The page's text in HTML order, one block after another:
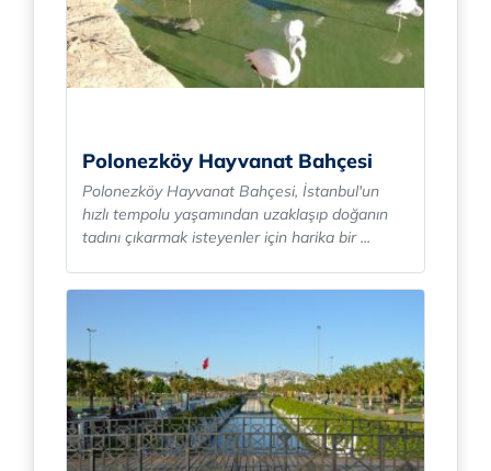
Polonezköy Hayvanat Bahçesi
Polonezköy Hayvanat Bahçesi, İstanbul'un
hızlı tempolu yaşamından uzaklaşıp doğanın
tadını çıkarmak isteyenler için harika bir ...